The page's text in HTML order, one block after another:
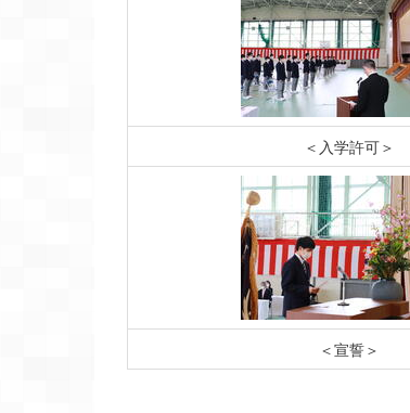
＜入学許可＞
＜宣誓＞